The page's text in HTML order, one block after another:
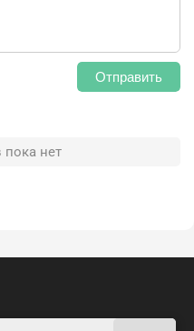
Отправить
нет